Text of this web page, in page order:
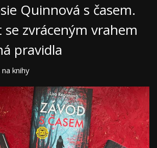
Quinnová s časem.
se zvráceným vrahem
pravidla
knihy